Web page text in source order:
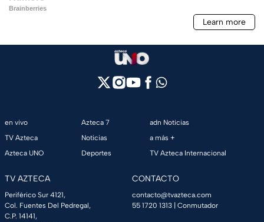
en vivo
TV Azteca
Azteca UNO
Azteca 7
Noticias
Deportes
adn Noticias
a más +
TV Azteca Internacional
TV AZTECA
Periférico Sur 4121,
Col. Fuentes Del Pedregal,
C.P. 14141,
CONTACTO
contacto@tvazteca.com
55 1720 1313 | Conmutador